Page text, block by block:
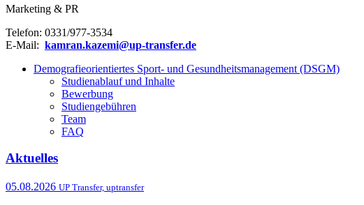
Marketing & PR
Telefon: 0331/977-3534
E-Mail: kamran.kazemi@up-transfer.de
Demografieorientiertes Sport- und Gesundheitsmanagement (DSGM)
Studienablauf und Inhalte
Bewerbung
Studiengebühren
Team
FAQ
Aktuelles
05.08.2026 UP Transfer, uptransfer